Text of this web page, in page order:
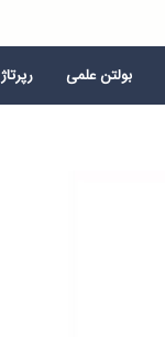
بولتن علمی رپرتاژ